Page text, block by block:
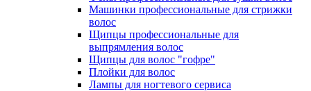
Машинки профессиональные для стрижки
волос
Щипцы профессиональные для
выпрямления волос
Щипцы для волос "гофре"
Плойки для волос
Лампы для ногтевого сервиса